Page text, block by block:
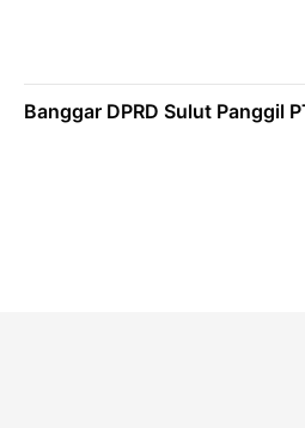
Banggar DPRD Sulut Panggil